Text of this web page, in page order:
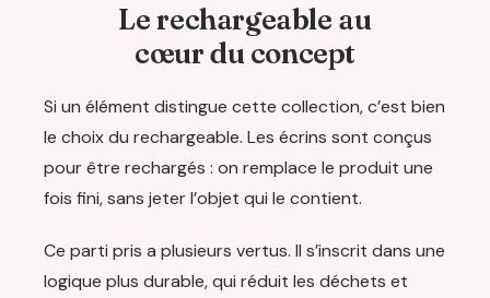
Le rechargeable au
cœur du concept
Si un élément distingue cette collection, c’est bien
le choix du rechargeable. Les écrins sont conçus
pour être rechargés : on remplace le produit une
fois fini, sans jeter l’objet qui le contient.
Ce parti pris a plusieurs vertus. Il s’inscrit dans une
logique plus durable, qui réduit les déchets et